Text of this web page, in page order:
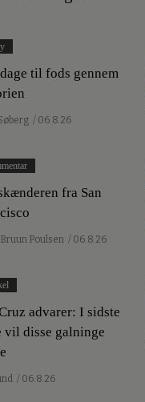
til fods gennem
/ 06.8.26
fra San
Poulsen / 06.8.26
advarer: I sidste
vil disse galninge
/ 06.8.26